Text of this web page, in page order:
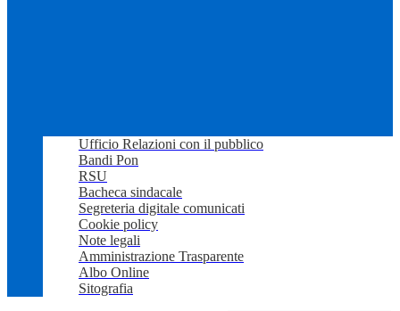
Ufficio Relazioni con il pubblico
Bandi Pon
RSU
Bacheca sindacale
Segreteria digitale comunicati
Cookie policy
Note legali
Amministrazione Trasparente
Albo Online
Sitografia